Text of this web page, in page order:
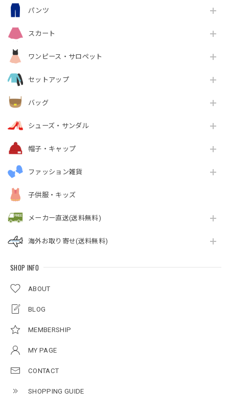
パンツ
スカート
ワンピース・サロペット
セットアップ
バッグ
シューズ・サンダル
帽子・キャップ
ファッション雑貨
子供服・キッズ
メーカー直送(送料無料)
海外お取り寄せ(送料無料)
SHOP INFO
ABOUT
BLOG
MEMBERSHIP
MY PAGE
CONTACT
SHOPPING GUIDE